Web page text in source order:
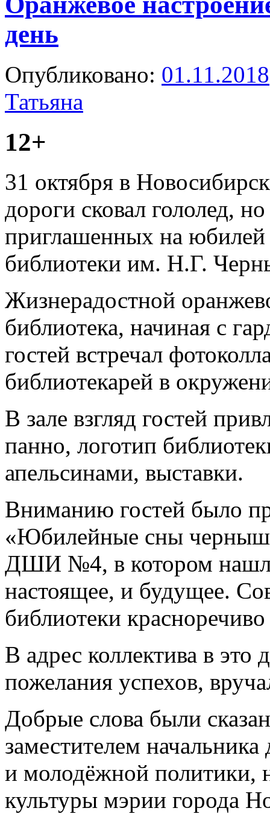
день
Опубликовано: 01.11.2018
Татьяна
12+
31 октября в
дороги сковал гололед,
приглашенных на
библиотеки им. Н.Г.
Жизнерадостной
библиотека, начиная с
гостей встречал
библиотекарей в
В зале взгляд гостей
панно, логотип
апельсинами, выставки.
Вниманию гостей было
«Юбилейные сны
ДШИ №4, в котором
настоящее, и будущее.
библиотеки
В адрес коллектива в это
пожелания успехов,
Добрые слова были
заместителем
и молодёжной политики,
культуры мэрии города